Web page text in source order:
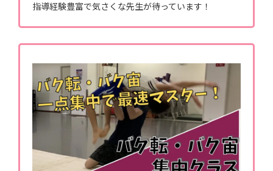
指導経験豊富で気さくな先生が待っています！